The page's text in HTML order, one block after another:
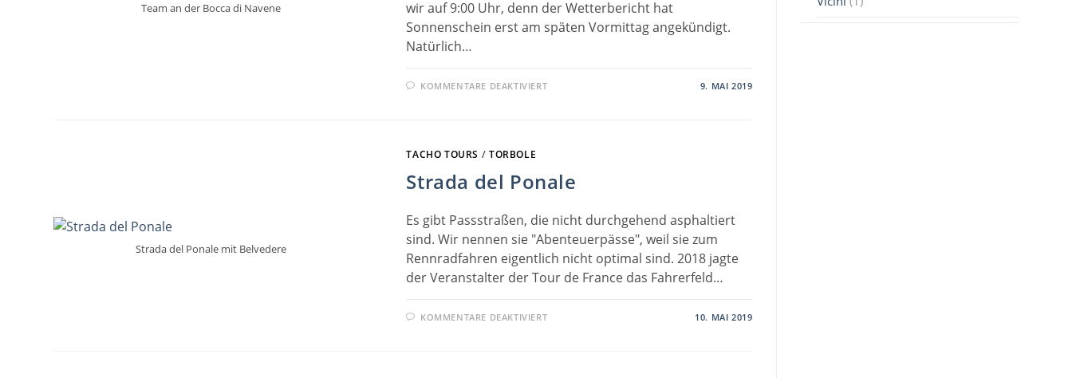
Team an der Bocca di Navene
wir auf 9:00 Uhr, denn der Wetterbericht hat
Sonnenschein erst am späten Vormittag angekündigt.
Natürlich…
KOMMENTARE DEAKTIVIERTFÜR 9. MAI 2019
Strada del Ponale mit Belvedere
TACHO TOURS / TORBOLE
Strada del Ponale
Es gibt Passstraßen, die nicht durchgehend asphaltiert
sind. Wir nennen sie "Abenteuerpässe", weil sie zum
Rennradfahren eigentlich nicht optimal sind. 2018 jagte
der Veranstalter der Tour de France das Fahrerfeld…
KOMMENTARE DEAKTIVIERTFÜR 10. MAI 2019